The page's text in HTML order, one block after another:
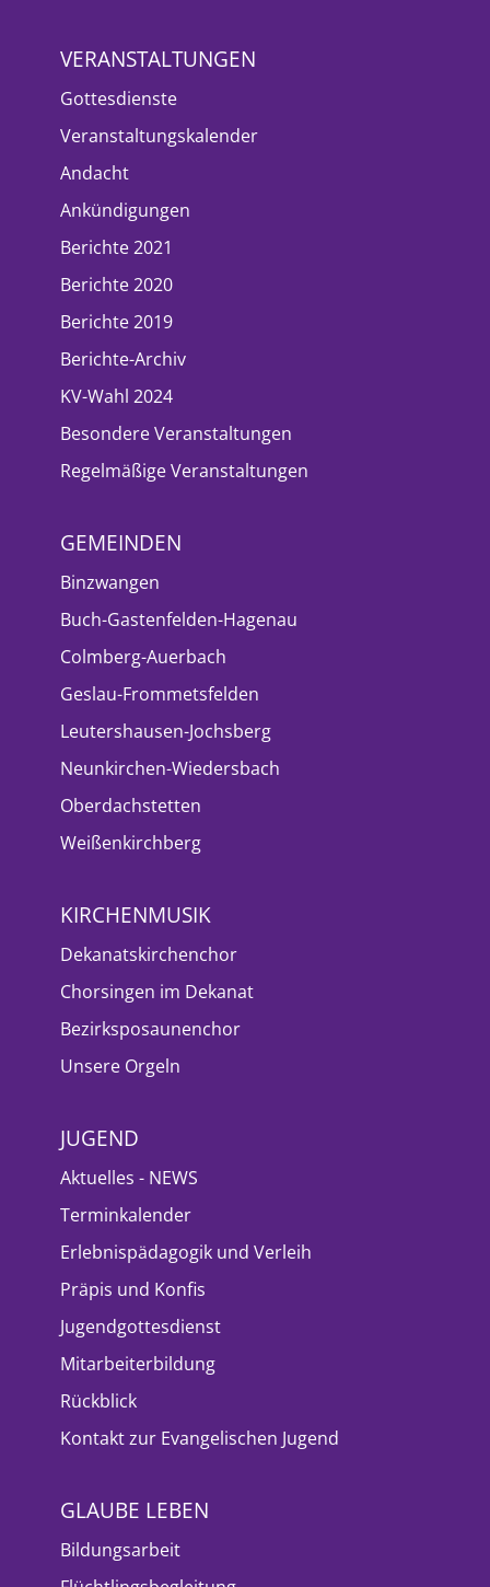
VERANSTALTUNGEN
Gottesdienste
Veranstaltungskalender
Andacht
Ankündigungen
Berichte 2021
Berichte 2020
Berichte 2019
Berichte-Archiv
KV-Wahl 2024
Besondere Veranstaltungen
Regelmäßige Veranstaltungen
GEMEINDEN
Binzwangen
Buch-Gastenfelden-Hagenau
Colmberg-Auerbach
Geslau-Frommetsfelden
Leutershausen-Jochsberg
Neunkirchen-Wiedersbach
Oberdachstetten
Weißenkirchberg
KIRCHENMUSIK
Dekanatskirchenchor
Chorsingen im Dekanat
Bezirksposaunenchor
Unsere Orgeln
JUGEND
Aktuelles - NEWS
Terminkalender
Erlebnispädagogik und Verleih
Präpis und Konfis
Jugendgottesdienst
Mitarbeiterbildung
Rückblick
Kontakt zur Evangelischen Jugend
GLAUBE LEBEN
Bildungsarbeit